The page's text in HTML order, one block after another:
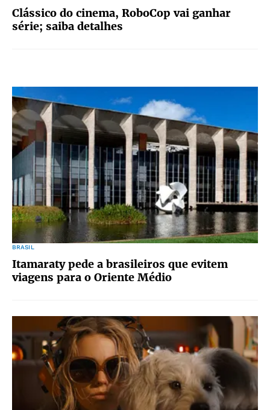
Clássico do cinema, RoboCop vai ganhar
série; saiba detalhes
BRASIL
Itamaraty pede a brasileiros que evitem
viagens para o Oriente Médio